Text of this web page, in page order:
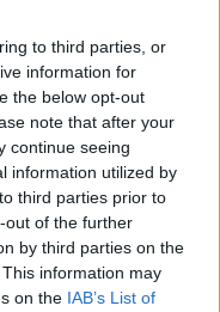
to third parties, or
information for
the below opt-out
note that after your
continue seeing
information utilized by
third parties prior to
out of the further
by third parties on the
information may
on the IAB’s List of
- «Το πορτοκαλί
έβρασε ζυμαρικά
προσοχή και